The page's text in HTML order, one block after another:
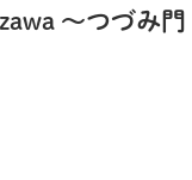
～つづみ